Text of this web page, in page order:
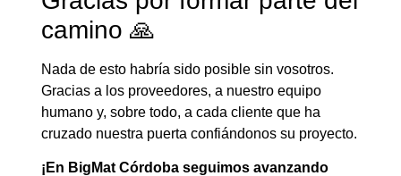
camino 🙏
Nada de esto habría sido posible sin vosotros.
Gracias a los proveedores, a nuestro equipo
humano y, sobre todo, a cada cliente que ha
cruzado nuestra puerta confiándonos su proyecto.
¡En BigMat Córdoba seguimos avanzando